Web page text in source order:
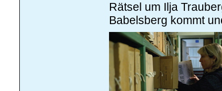
Rätsel um Ilja
Babelsberg kommt